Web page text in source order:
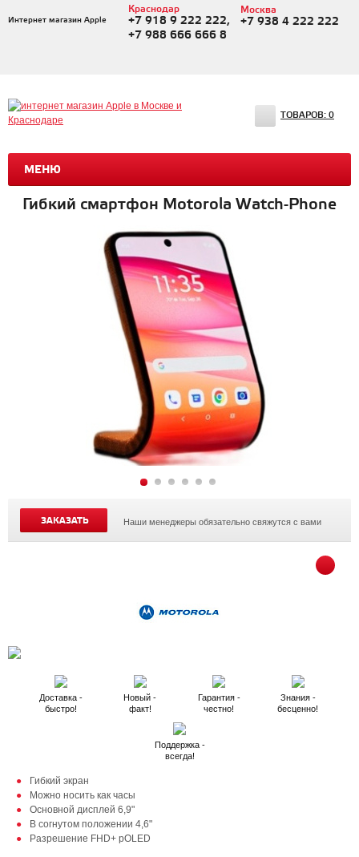
Интернет магазин Apple
Краснодар
+7 918 9 222 222,
+7 988 666 666 8
Москва
+7 938 4 222 222
МЕНЮ
ТОВАРОВ: 0
Гибкий смартфон Motorola Watch-Phone
ЗАКАЗАТЬ Наши менеджеры обязательно свяжутся с вами
Доставка -
быстро!
Новый -
факт!
Гарантия -
честно!
Знания -
бесценно!
Поддержка -
всегда!
Гибкий экран
Можно носить как часы
Основной дисплей 6,9"
В согнутом положении 4,6"
Разрешение FHD+ pOLED